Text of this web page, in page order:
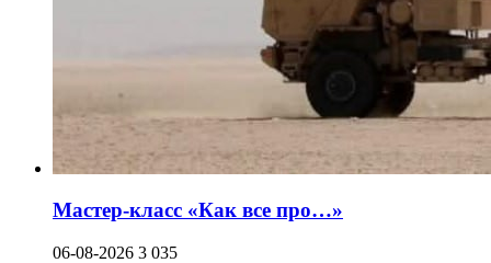
Мастер-класс «Как все про…»
06-08-2026 3 035